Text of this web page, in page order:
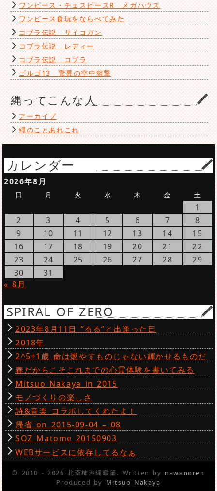
ワンピース・チェスピースR メガハウス
ワンピース食玩をならべてみた
コブラ伝説 サイコガン
コブラ伝説 レディー
コブラ伝説 コブラ
ゴルゴ13 驚異の空中狙撃
縄ってこんな人
アーカイブ
縄のことあれこれ
カレンダー
2026年8月
日 月 火 水 木 金 土
1
2
3 4 5 6 7
8
9
10 11 12 13 14
15
16
17 18 19 20 21
22
23
24 25 26 27 28
29
30
31
« 8月
SPIRAL OF ZERO
2023年8月11日 ”るる”と出逢った日
2018年
2^5+1歳 命は燃やすものじゃない輝かせるものだ
春だからこそこれまでの心霊体験を書いてみる
Mitsuo Nakaya in 2015
モノづくりの楽しさ
詩&音楽 コラボしてくれたよ！
帰省 on 2015-09-04 – 08
SOZ Matome 20150903
WEBサービスに依存してるなぁ
© 2010 - 2026 北斎柿渋縄暖簾. Written by nawanoren
Produced by Mitsuo Nakaya